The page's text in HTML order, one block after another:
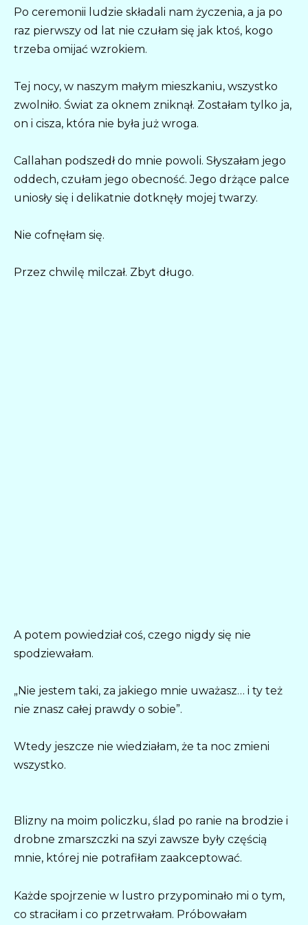
Po ceremonii ludzie składali nam życzenia, a ja po
raz pierwszy od lat nie czułam się jak ktoś, kogo
trzeba omijać wzrokiem.
Tej nocy, w naszym małym mieszkaniu, wszystko
zwolniło. Świat za oknem zniknął. Zostałam tylko ja,
on i cisza, która nie była już wroga.
Callahan podszedł do mnie powoli. Słyszałam jego
oddech, czułam jego obecność. Jego drżące palce
uniosły się i delikatnie dotknęły mojej twarzy.
Nie cofnęłam się.
Przez chwilę milczał. Zbyt długo.
A potem powiedział coś, czego nigdy się nie
spodziewałam.
„Nie jestem taki, za jakiego mnie uważasz… i ty też
nie znasz całej prawdy o sobie”.
Wtedy jeszcze nie wiedziałam, że ta noc zmieni
wszystko.
Blizny na moim policzku, ślad po ranie na brodzie i
drobne zmarszczki na szyi zawsze były częścią
mnie, której nie potrafiłam zaakceptować.
Każde spojrzenie w lustro przypominało mi o tym,
co straciłam i co przetrwałam. Próbowałam